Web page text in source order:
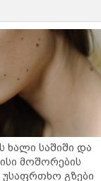
ხალი საშიში და
მოშორების
უსაფრთხო გზები